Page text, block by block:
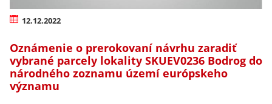
12.12.2022
Oznámenie o prerokovaní návrhu zaradiť
vybrané parcely lokality SKUEV0236 Bodrog do
národného zoznamu území európskeho
významu